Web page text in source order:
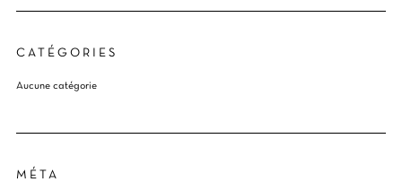
CATÉGORIES
Aucune catégorie
MÉTA